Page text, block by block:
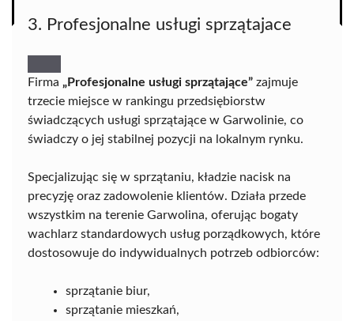
3. Profesjonalne usługi sprzątajace
Firma „Profesjonalne usługi sprzątające” zajmuje
trzecie miejsce w rankingu przedsiębiorstw
świadczących usługi sprzątające w Garwolinie, co
świadczy o jej stabilnej pozycji na lokalnym rynku.
Specjalizując się w sprzątaniu, kładzie nacisk na
precyzję oraz zadowolenie klientów. Działa przede
wszystkim na terenie Garwolina, oferując bogaty
wachlarz standardowych usług porządkowych, które
dostosowuje do indywidualnych potrzeb odbiorców:
sprzątanie biur,
sprzątanie mieszkań,